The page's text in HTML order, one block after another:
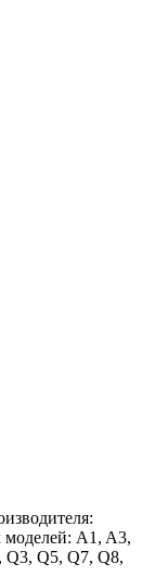
моделей: A1, A3,
Q3, Q5, Q7, Q8,